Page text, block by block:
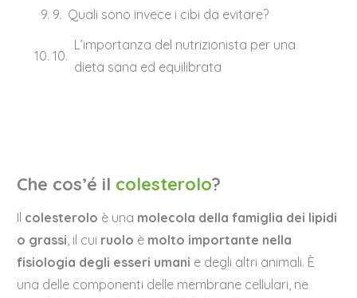
Quali sono invece i cibi da evitare?
L’importanza del nutrizionista per una
dieta sana ed equilibrata
Che cos’é il colesterolo?
Il colesterolo è una molecola della famiglia dei lipidi
o grassi, il cui ruolo è molto importante nella
fisiologia degli esseri umani e degli altri animali. È
una delle componenti delle membrane cellulari, ne